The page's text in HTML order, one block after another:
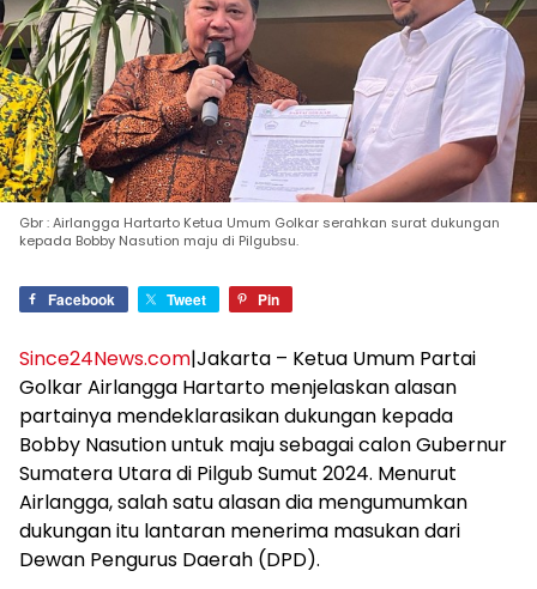
Gbr : Airlangga Hartarto Ketua Umum Golkar serahkan surat dukungan
kepada Bobby Nasution maju di Pilgubsu.
Facebook Tweet Pin
Since24News.com|Jakarta – Ketua Umum Partai
Golkar Airlangga Hartarto menjelaskan alasan
partainya mendeklarasikan dukungan kepada
Bobby Nasution untuk maju sebagai calon Gubernur
Sumatera Utara di Pilgub Sumut 2024. Menurut
Airlangga, salah satu alasan dia mengumumkan
dukungan itu lantaran menerima masukan dari
Dewan Pengurus Daerah (DPD).